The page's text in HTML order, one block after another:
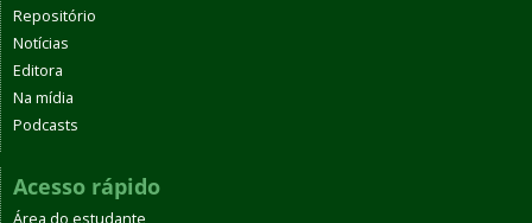
Repositório
Notícias
Editora
Na mídia
Podcasts
Acesso rápido
Área do estudante